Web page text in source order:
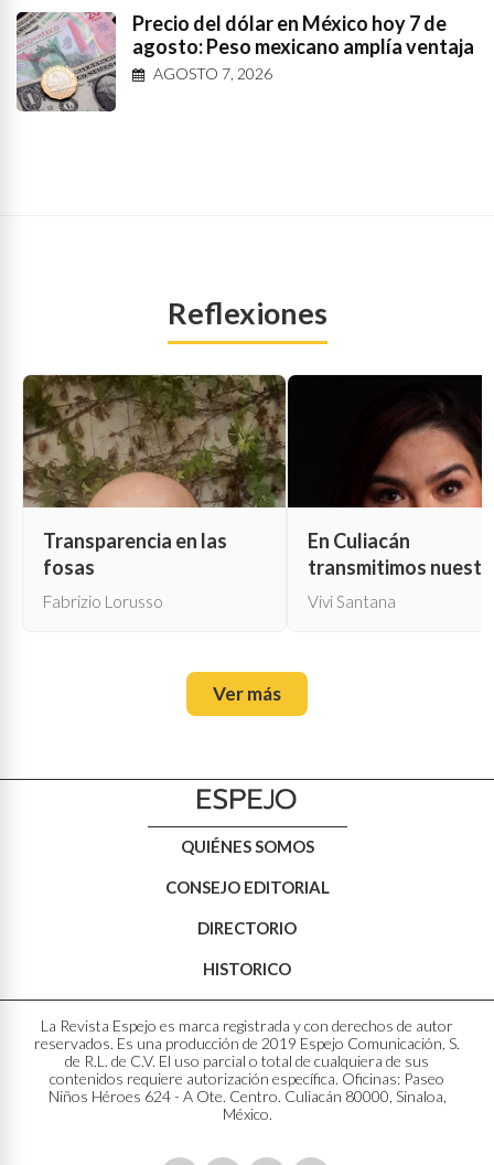
Precio del dólar en México hoy 7 de
agosto: Peso mexicano amplía ventaja
AGOSTO 7, 2026
Reflexiones
Transparencia en las
fosas
Fabrizio Lorusso
En Culiacán
transmitimos
propia muerte
Vivi Santana
Ver más
QUIÉNES SOMOS
CONSEJO EDITORIAL
DIRECTORIO
HISTORICO
La Revista Espejo es marca registrada y con derechos de autor
reservados. Es una producción de 2019 Espejo Comunicación, S.
de R.L. de C.V. El uso parcial o total de cualquiera de sus
contenidos requiere autorización específica. Oficinas: Paseo
Niños Héroes 624 - A Ote. Centro. Culiacán 80000, Sinaloa,
México.